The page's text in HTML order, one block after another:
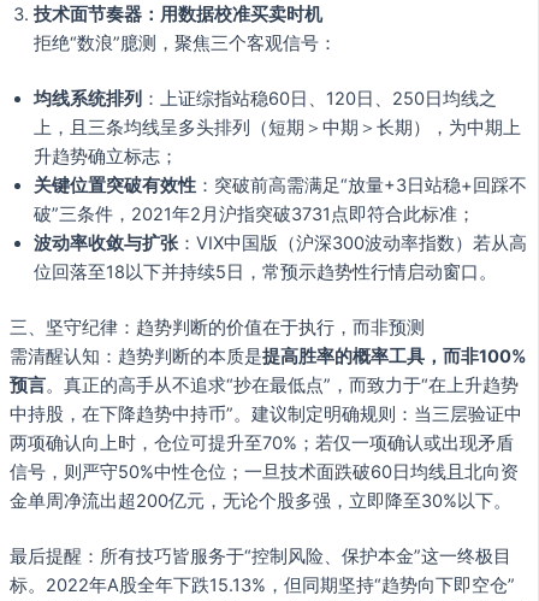
技术面节奏器：用数据校准买卖时机
拒绝“数浪”臆测，聚焦三个客观信号：
均线系统排列 ：上证综指站稳60日、120日、250日均线之
上，且三条均线呈多头排列（短期＞中期＞长期），为中期上
升趋势确立标志；
关键位置突破有效性 ：突破前高需满足“放量+3日站稳+回踩不
破”三条件，2021年2月沪指突破3731点即符合此标准；
波动率收敛与扩张：VIX中国版（沪深300波动率指数）若从高
位回落至18以下并持续5日，常预示趋势性行情启动窗口。
三、坚守纪律：趋势判断的价值在于执行，而非预测
需清醒认知：趋势判断的本质是提高胜率的概率工具，而非100%
预言。真正的高手从不追求“抄在最低点”，而致力于“在上升趋势
中持股，在下降趋势中持币”。建议制定明确规则：当三层验证中
两项确认向上时，仓位可提升至70%；若仅一项确认或出现矛盾
信号，则严守50%中性仓位；一旦技术面跌破60日均线且北向资
金单周净流出超200亿元，无论个股多强，立即降至30%以下。
最后提醒：所有技巧皆服务于“控制风险、保护本金”这一终极目
标。2022年A股全年下跌15.13%，但同期坚持“趋势向下即空仓”